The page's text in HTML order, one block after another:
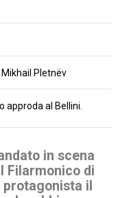
Mikhail Pletnëv
approda al Bellini.
in scena
Filarmonico di
il